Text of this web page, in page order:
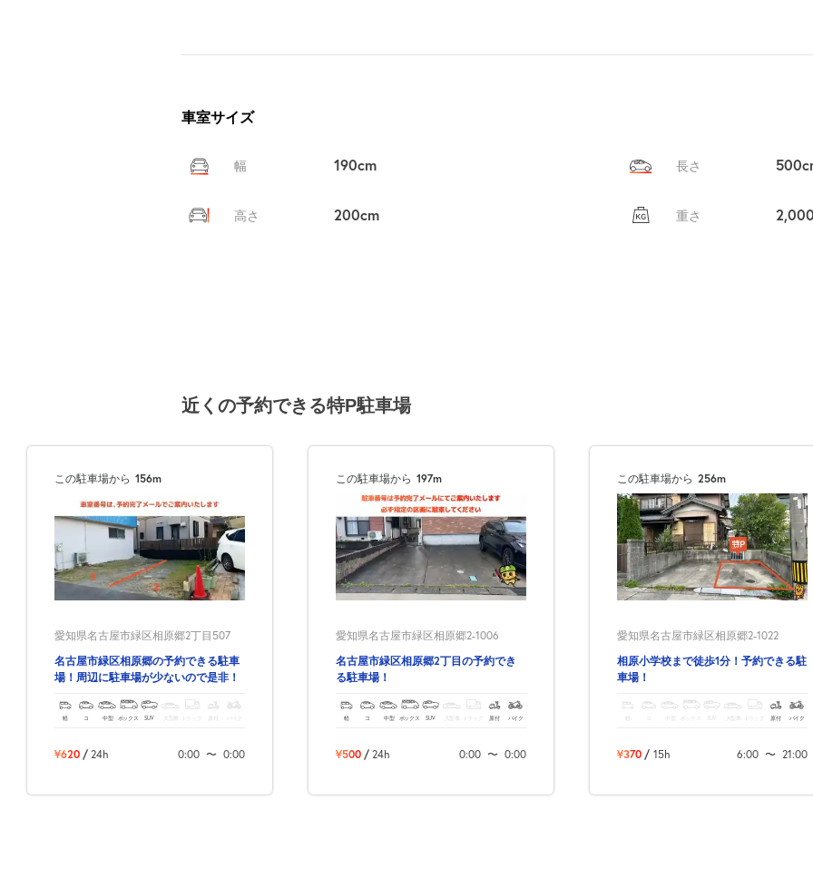
車室サイズ
幅 190cm 長さ
高さ 200cm 重さ
近くの予約できる特P駐車場
この駐車場から 156m
愛知県名古屋市緑区相原郷2丁目507
名古屋市緑区相原郷の予約できる駐車
場！周辺に駐車場が少ないので是非！
軽 コ 中型 ボックス SUV 大型車 トラック バイク
¥620 / 24h 0:00 〜 0:00
この駐車場から 197m
愛知県名古屋市緑区相原郷2-1006
名古屋市緑区相原郷2丁目の予約でき
る駐車場！
軽 コ 中型 ボックス SUV 大型車 トラック 原付 バイク
¥500 / 24h 0:00 〜 0:00
この駐車場から 256m
愛知県名古屋市緑区相原郷2-1022
相原小学校まで徒歩1分！予約できる駐
車場！
軽 中型 ボックス SUV 大型車 トラック 原付 バイク
¥370 / 15h 6:00 〜 21:00
貸出しませんか？
次へ